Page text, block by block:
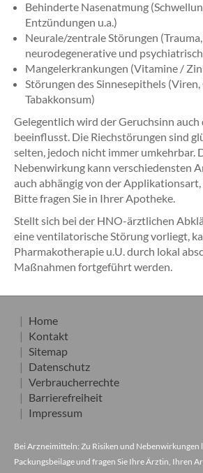
Behinderte Nasenatmung
Entzündungen u.a.)
Neurale/zentrale Störungen
neurodegenerative und
Mangelerkrankungen (Vitamine /
Störungen des Sinnesepithels
Tabakkonsum)
Gelegentlich wird der Geruchsinn
beeinflusst. Die Riechstörungen sind
selten, jedoch nicht immer umkehrbar.
Nebenwirkung kann verschiedensten
auch abhängig von der
Bitte fragen Sie in Ihrer Apotheke.
Stellt sich bei der HNO-ärztlichen
eine ventilatorische Störung vorliegt,
Pharmakotherapie u.U. durch lokal
Maßnahmen fortgeführt werden.
Home
Kontakt
Sitemap
Datenschutz
Verbraucherrechte
Barrierefreiheit
Impressum
Bei Arzneimitteln: Zu Risiken und Nebenwirkungen
Packungsbeilage und fragen Sie Ihre Ärztin, Ihren